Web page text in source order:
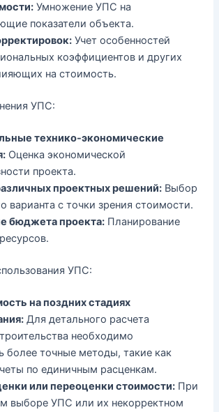
Умножение УПС на
показатели объекта.
Учет особенностей
коэффициентов и других
на стоимость.
УПС:
технико-экономические
Оценка экономической
проекта.
проектных решений: Выбор
варианта с точки зрения стоимости.
бюджета проекта: Планирование
УПС:
на поздних стадиях
Для детального расчета
необходимо
более точные методы, такие как
по единичным расценкам.
или переоценки стоимости: При
выборе УПС или их некорректном